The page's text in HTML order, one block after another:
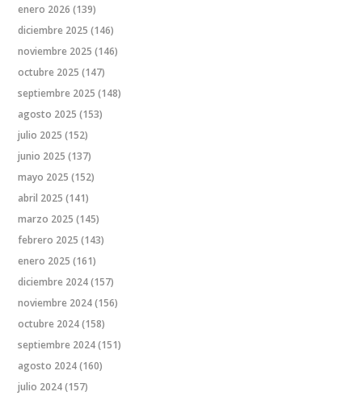
enero 2026 (139)
diciembre 2025 (146)
noviembre 2025 (146)
octubre 2025 (147)
septiembre 2025 (148)
agosto 2025 (153)
julio 2025 (152)
junio 2025 (137)
mayo 2025 (152)
abril 2025 (141)
marzo 2025 (145)
febrero 2025 (143)
enero 2025 (161)
diciembre 2024(157)
noviembre 2024(156)
octubre 2024(158)
septiembre 2024(151)
agosto 2024(160)
julio 2024(157)